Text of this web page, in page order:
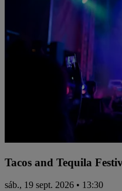
Tacos and Tequila
sáb., 19 sept. 2026 • 13:30